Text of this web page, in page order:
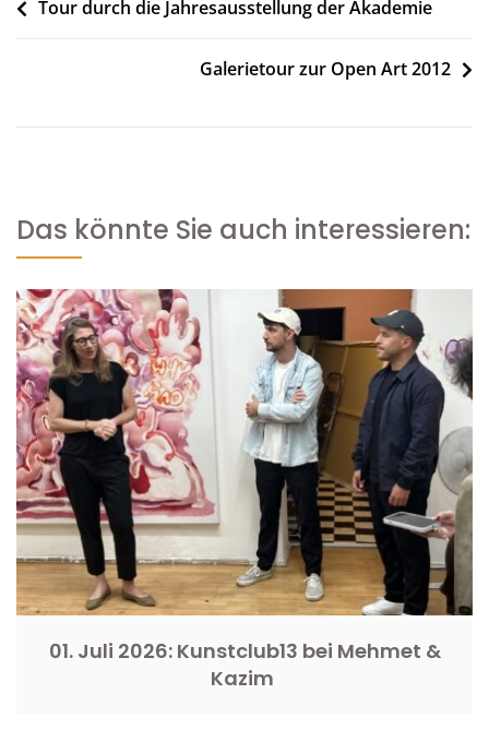
Beitragsnavigation
Tour durch die Jahresausstellung der Akademie
Galerietour zur Open Art 2012
Das könnte Sie auch interessieren:
01. Juli 2026: Kunstclub13 bei Mehmet &
Kazim